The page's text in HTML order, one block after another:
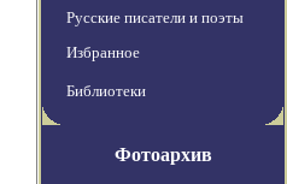
Русские писатели и поэты
Избранное
Библиотеки
Фотоархив